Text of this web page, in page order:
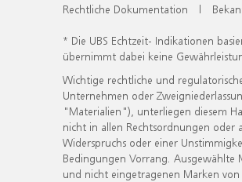
Rechtliche Dokumentation |
* Die UBS Echtzeit- Indikationen
übernimmt dabei keine
Wichtige rechtliche und
Unternehmen oder
"Materialien"), unterliegen diesem
nicht in allen Rechtsordnungen oder
Widerspruchs oder einer
Bedingungen Vorrang. Ausgewählte
und nicht eingetragenen Marken